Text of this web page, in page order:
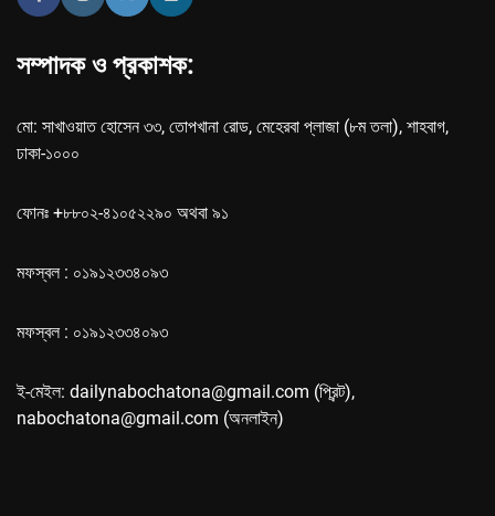
সম্পাদক ও প্রকাশক:
মো: সাখাওয়াত হোসেন ৩৩, তোপখানা রোড, মেহেরবা প্লাজা (৮ম তলা), শাহবাগ,
ঢাকা-১০০০
ফোনঃ +৮৮০২-৪১০৫২২৯০ অথবা ৯১
মফস্বল : ০১৯১২৩৩৪০৯৩
মফস্বল : ০১৯১২৩৩৪০৯৩
ই-মেইল: dailynabochatona@gmail.com (প্রিন্ট),
nabochatona@gmail.com (অনলাইন)